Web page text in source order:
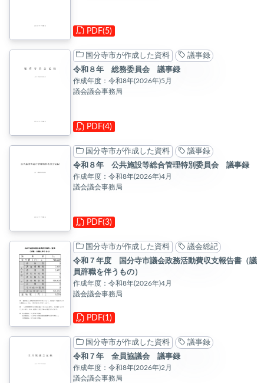
PDF(5)
国分寺市が作成した資料
議事録
令和８年 総務委員会 議事録
作成年度：令和8年(2026年)5月
議会議会事務局
PDF(4)
国分寺市が作成した資料
議事録
令和８年 公共施設等総合管理特別委員会 議事録
作成年度：令和8年(2026年)4月
議会議会事務局
PDF(3)
国分寺市が作成した資料
議会総記
令和７年度 国分寺市議会政務活動費収支報告書（議
員辞職を伴うもの）
作成年度：令和8年(2026年)4月
議会議会事務局
PDF(1)
国分寺市が作成した資料
議事録
令和７年 全員協議会 議事録
作成年度：令和8年(2026年)2月
議会議会事務局